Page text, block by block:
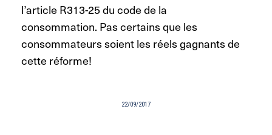
l’article R313-25 du code de la
consommation. Pas certains que les
consommateurs soient les réels gagnants de
cette réforme!
22/09/2017